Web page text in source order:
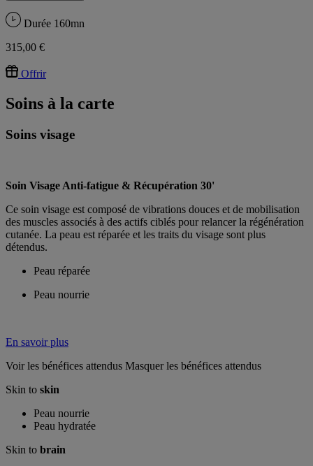
Durée 160mn
315,00 €
Offrir
Soins à la carte
Soins visage
Soin Visage Anti-fatigue & Récupération 30'
Ce soin visage est composé de vibrations douces et de mobilisation
des muscles associés à des actifs ciblés pour relancer la régénération
cutanée. La peau est réparée et les traits du visage sont plus
détendus.
Peau réparée
Peau nourrie
En savoir plus
Voir les bénéfices attendus Masquer les bénéfices attendus
Skin to skin
Peau nourrie
Peau hydratée
Skin to brain